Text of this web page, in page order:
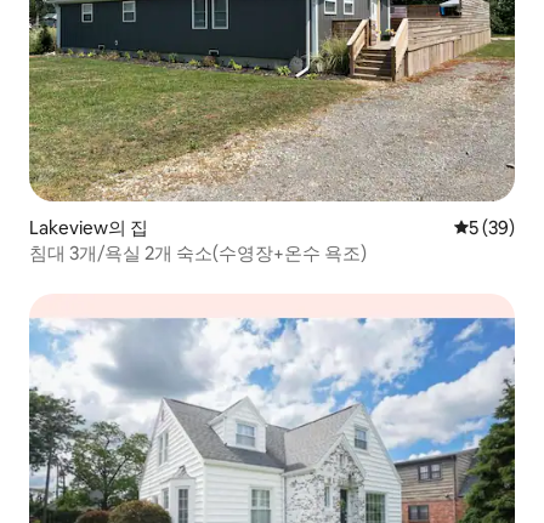
Lakeview의 집 평점 5점(5
5 (39)
침대 3개/욕실 2개 숙소(수영장+온수 욕조)